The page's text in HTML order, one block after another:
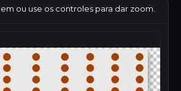
ou use os controles para dar zoom.